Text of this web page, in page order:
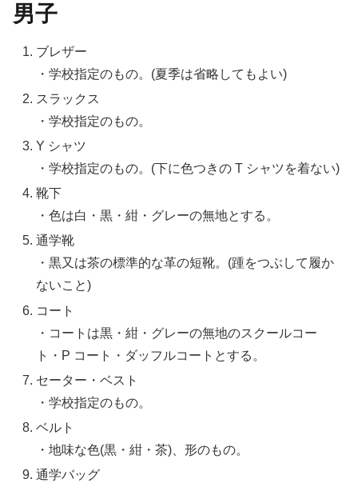
男子
ブレザー
・学校指定のもの。(夏季は省略してもよい)
スラックス
・学校指定のもの。
Y シャツ
・学校指定のもの。(下に色つきの T シャツを着ない)
靴下
・色は白・黒・紺・グレーの無地とする。
通学靴
・黒又は茶の標準的な革の短靴。(踵をつぶして履か
ないこと)
コート
・コートは黒・紺・グレーの無地のスクールコー
ト・P コート・ダッフルコートとする。
セーター・ベスト
・学校指定のもの。
ベルト
・地味な色(黒・紺・茶)、形のもの。
通学バッグ